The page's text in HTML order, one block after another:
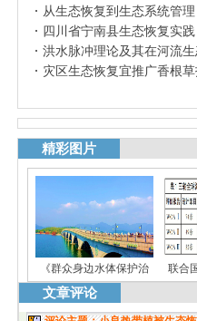
从生态恢复到生态系统管理
四川省宁南县生态恢复实践
洪水脉冲理论及其在河流
灾区生态恢复宜推广香根
精彩图片
《群众身边水体保护治 联合
文章评论